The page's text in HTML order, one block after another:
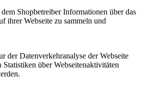
Shopbetreiber Informationen über das
ihrer Webseite zu sammeln und
der Datenverkehranalyse der Webseite
Statistiken über Webseitenaktivitäten